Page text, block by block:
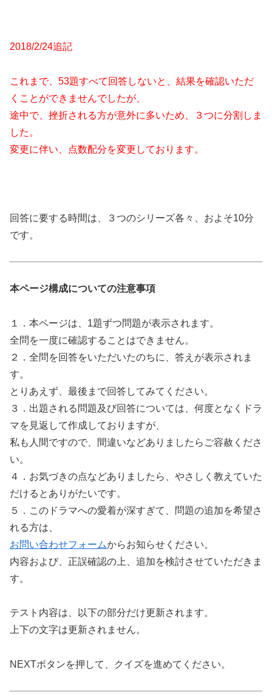
2018/2/24追記
これまで、53題すべて回答しないと、結果を確認いただ
くことができませんでしたが、
途中で、挫折される方が意外に多いため、３つに分割しま
した。
変更に伴い、点数配分を変更しております。
回答に要する時間は、３つのシリーズ各々、およそ10分
です。
本ページ構成についての注意事項
１．本ページは、1題ずつ問題が表示されます。
全問を一度に確認することはできません。
２．全問を回答をいただいたのちに、答えが表示されま
す。
とりあえず、最後まで回答してみてください。
３．出題される問題及び回答については、何度となくドラ
マを見返して作成しておりますが、
私も人間ですので、間違いなどありましたらご容赦くださ
い。
４．お気づきの点などありましたら、やさしく教えていた
だけるとありがたいです。
５．このドラマへの愛着が深すぎて、問題の追加を希望さ
れる方は、
お問い合わせフォームからお知らせください。
内容および、正誤確認の上、追加を検討させていただきま
す。
テスト内容は、以下の部分だけ更新されます。
上下の文字は更新されません。
NEXTボタンを押して、クイズを進めてください。